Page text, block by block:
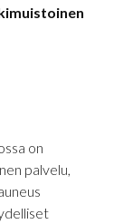
on
palvelu,